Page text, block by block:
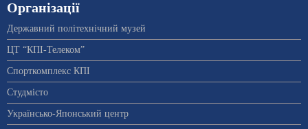
Організації
Державний політехнічний музей
ЦТ “КПІ-Телеком”
Спорткомплекс КПІ
Студмісто
Українсько-Японський центр